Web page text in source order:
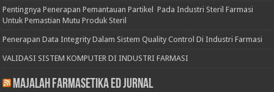
Pentingnya Penerapan Pemantauan Partikel Pada Industri Steril Farmasi
Untuk Pemastian Mutu Produk Steril
Penerapan Data Integrity Dalam Sistem Quality Control Di Industri Farmasi
VALIDASI SISTEM KOMPUTER DI INDUSTRI FARMASI
Majalah Farmasetika Ed Jurnal